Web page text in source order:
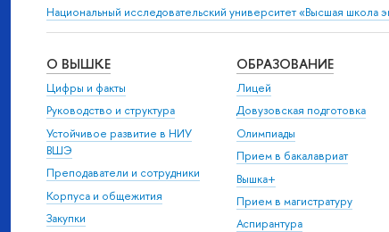
Национальный исследовательский университет «Высшая школа
О ВЫШКЕ
Цифры и факты
Руководство и структура
Устойчивое развитие в НИУ
ВШЭ
Преподаватели и сотрудники
Корпуса и общежития
Закупки
ОБРАЗОВАНИЕ
Лицей
Довузовская подготовка
Олимпиады
Прием в бакалавриат
Вышка+
Прием в магистратуру
Аспирантура